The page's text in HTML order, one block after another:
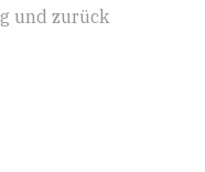
und zurück